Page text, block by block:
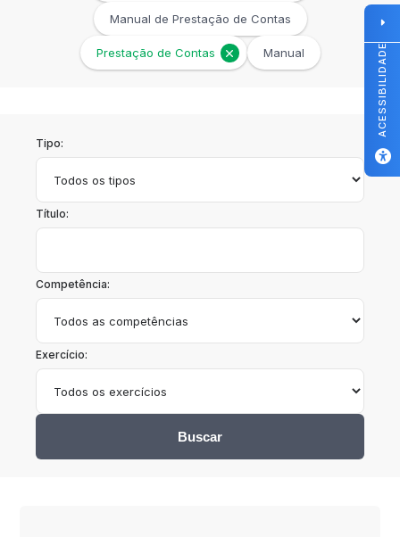
Manual de Prestação de Contas
Prestação de Contas Manual
Tipo:
Título:
Competência:
Exercício:
Buscar
ACESSIBILIDADE